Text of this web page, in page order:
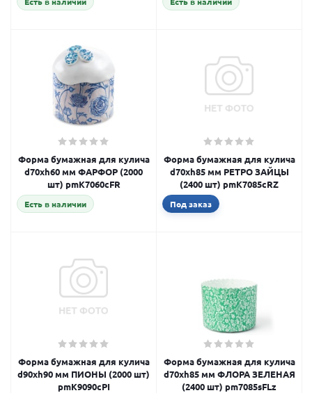
Форма бумажная для кулича
d70xh60 мм ФАРФОР (2000
шт) pmK7060cFR
Есть в наличии
Форма бумажная для кулича
d70xh85 мм РЕТРО ЗАЙЦЫ
(2400 шт) pmK7085cRZ
Под заказ
Форма бумажная для кулича
d90xh90 мм ПИОНЫ (2000 шт)
pmK9090cPI
Форма бумажная для кулича
d70xh85 мм ФЛОРА ЗЕЛЕНАЯ
(2400 шт) pm7085sFLz